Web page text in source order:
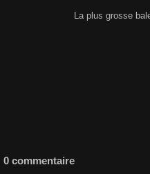
La plus grosse
0 commentaire